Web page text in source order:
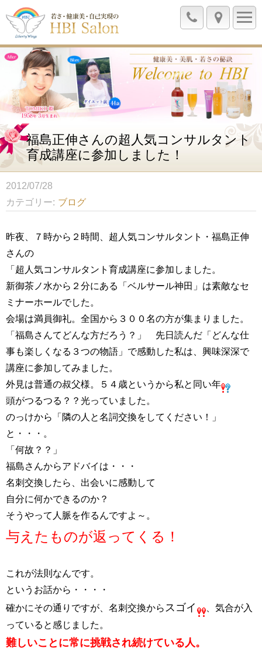
福島正伸さんの超人気コンサルタント
育成講座に参加しました！
2012/07/28
カテゴリー
ブログ
昨夜、７時から２時間、超人気コンサルタント・福島正伸
さんの
「超人気コンサルタント育成講座に参加しました。
新御茶ノ水から２分にある「ベルサール神田」は素敵なセ
ミナーホールでした。
会場は満員御礼。全国から３００名の方が集まりました。
「福島さんてどんな方だろう？」 先日読んだ「どんな仕
事も楽しくなる３つの物語」で感動した私は、興味深深で
講座に参加してみました。
外見は普通の叔父様。５４歳というから私と同い年
頭がつるつる？？光っていました。
のっけから「隣の人と名詞交換をしてください！」
と・・・。
「何故？？」
福島さんからアドバイは・・・
名刺交換したら、出会いに感動して
自分に何かできるのか？
そうやって人脈を作るんですよ～。
与えたものが返ってくる！
これが法則なんです。
というお話から・・・・
確かにその通りですが、名刺交換からスゴイ
、気合が入
っていると感じました。
難しいことに常に挑戦され続けている人。